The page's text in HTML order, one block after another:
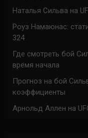
Наталья Сильва на
Роуз Намаюнас:
324
Где смотреть бой
время начала
Прогноз на бой
коэффициенты
Арнольд Аллен на